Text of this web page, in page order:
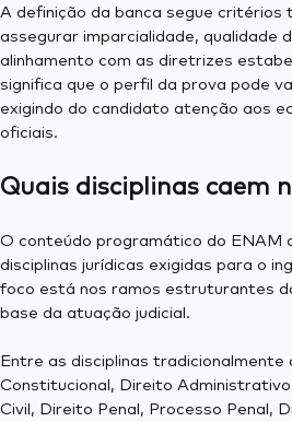
A definição da banca segue critérios
assegurar imparcialidade, qualidade
alinhamento com as diretrizes
significa que o perfil da prova pode
exigindo do candidato atenção aos
oficiais.
Quais disciplinas caem
O conteúdo programático do ENAM
disciplinas jurídicas exigidas para o
foco está nos ramos estruturantes
base da atuação judicial.
Entre as disciplinas
Constitucional, Direito
Civil, Direito Penal, Processo Penal,